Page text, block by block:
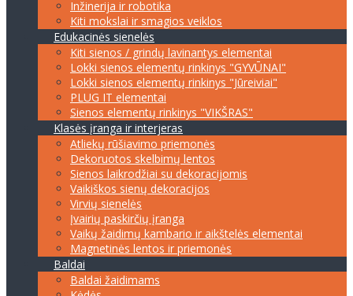
Inžinerija ir robotika
Kiti mokslai ir smagios veiklos
Edukacinės sienelės
Kiti sienos / grindų lavinantys elementai
Lokki sienos elementų rinkinys "GYVŪNAI"
Lokki sienos elementų rinkinys "Jūreiviai"
PLUG IT elementai
Sienos elementų rinkinys "VIKŠRAS"
Klasės įranga ir interjeras
Atliekų rūšiavimo priemonės
Dekoruotos skelbimų lentos
Sienos laikrodžiai su dekoracijomis
Vaikiškos sienų dekoracijos
Virvių sienelės
Įvairių paskirčių įranga
Vaikų žaidimų kambario ir aikštelės elementai
Magnetinės lentos ir priemonės
Baldai
Baldai žaidimams